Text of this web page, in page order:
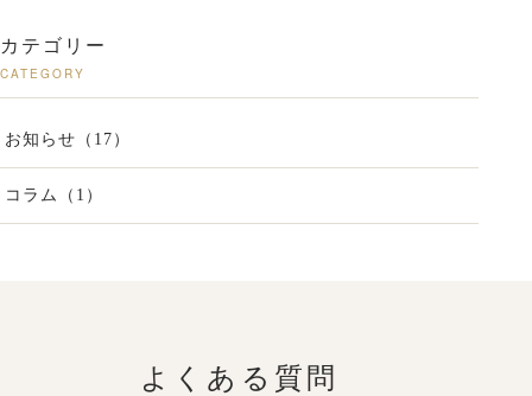
カテゴリー
CATEGORY
お知らせ（17）
コラム（1）
よくある質問